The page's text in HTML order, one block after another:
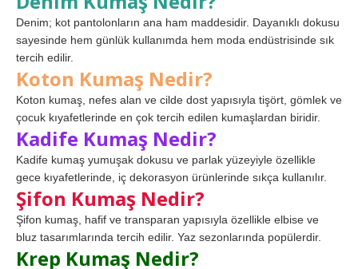
Denim; kot pantolonların ana ham maddesidir. Dayanıklı dokusu
sayesinde hem günlük kullanımda hem moda endüstrisinde sık
tercih edilir.
Koton Kumaş Nedir?
Koton kumaş, nefes alan ve cilde dost yapısıyla tişört, gömlek ve
çocuk kıyafetlerinde en çok tercih edilen kumaşlardan biridir.
Kadife Kumaş Nedir?
Kadife kumaş yumuşak dokusu ve parlak yüzeyiyle özellikle
gece kıyafetlerinde, iç dekorasyon ürünlerinde sıkça kullanılır.
Şifon Kumaş Nedir?
Şifon kumaş, hafif ve transparan yapısıyla özellikle elbise ve
bluz tasarımlarında tercih edilir. Yaz sezonlarında popülerdir.
Krep Kumaş Nedir?